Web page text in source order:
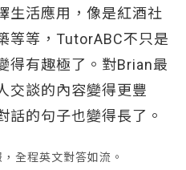
生活應用，像是紅酒社
等等，TutorABC不只是
得有趣極了。對Brian最
交談的內容變得更豐
話的句子也變得長了。
全程英文對答如流。